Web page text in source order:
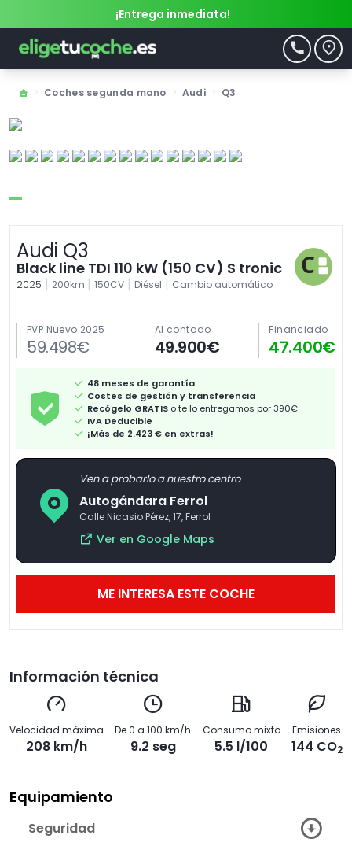
¡Entrega inmediata!
Coches segunda mano Audi Q3
Audi Q3
Black line TDI 110 kW (150 CV) S tronic
2025 | 200km | 150CV | Diésel | Cambio automático
PVP Nuevo 2025
59.498€
Al contado
49.900€
Financiado
47.400€
48 meses de garantía
Costes de gestión y transferencia
Recógelo GRATIS o te lo entregamos por 390€
IVA Deducible
¡Más de 2.423 € en extras!
Ven a probarlo a nuestro centro
Autogándara Ferrol
Calle Nicasio Pérez, 17, Ferrol
Ver en Google Maps
ME INTERESA ESTE COCHE
Información técnica
Velocidad máxima
208 km/h
De 0 a 100 km/h
9.2 seg
Consumo mixto
5.5 l/100
Emisiones
144 CO2
Equipamiento
Seguridad